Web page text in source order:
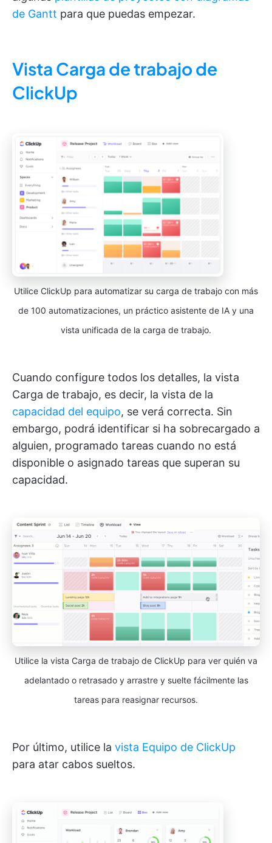
de Gantt para que puedas empezar.
Vista Carga de trabajo de
ClickUp
Utilice ClickUp para automatizar su carga de trabajo con más
de 100 automatizaciones, un práctico asistente de IA y una
vista unificada de la carga de trabajo.
Cuando configure todos los detalles, la vista
Carga de trabajo, es decir, la vista de la
capacidad del equipo, se verá correcta. Sin
embargo, podrá identificar si ha sobrecargado a
alguien, programado tareas cuando no está
disponible o asignado tareas que superan su
capacidad.
Utilice la vista Carga de trabajo de ClickUp para ver quién va
adelantado o retrasado y arrastre y suelte fácilmente las
tareas para reasignar recursos.
Por último, utilice la vista Equipo de ClickUp
para atar cabos sueltos.